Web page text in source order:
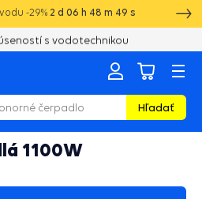
-29% 2 d 06 h 48 m 48 s
s vodotechnikou
Hľadať
1100W